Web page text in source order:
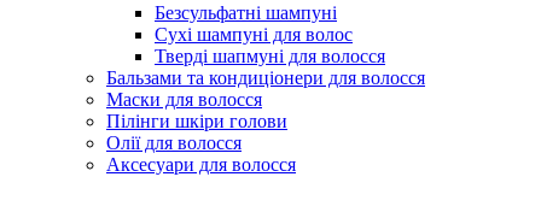
Безсульфатні шампуні
Сухі шампуні для волос
Тверді шапмуні для волосся
Бальзами та кондиціонери для волосся
Маски для волосся
Пілінги шкіри голови
Олії для волосся
Аксесуари для волосся